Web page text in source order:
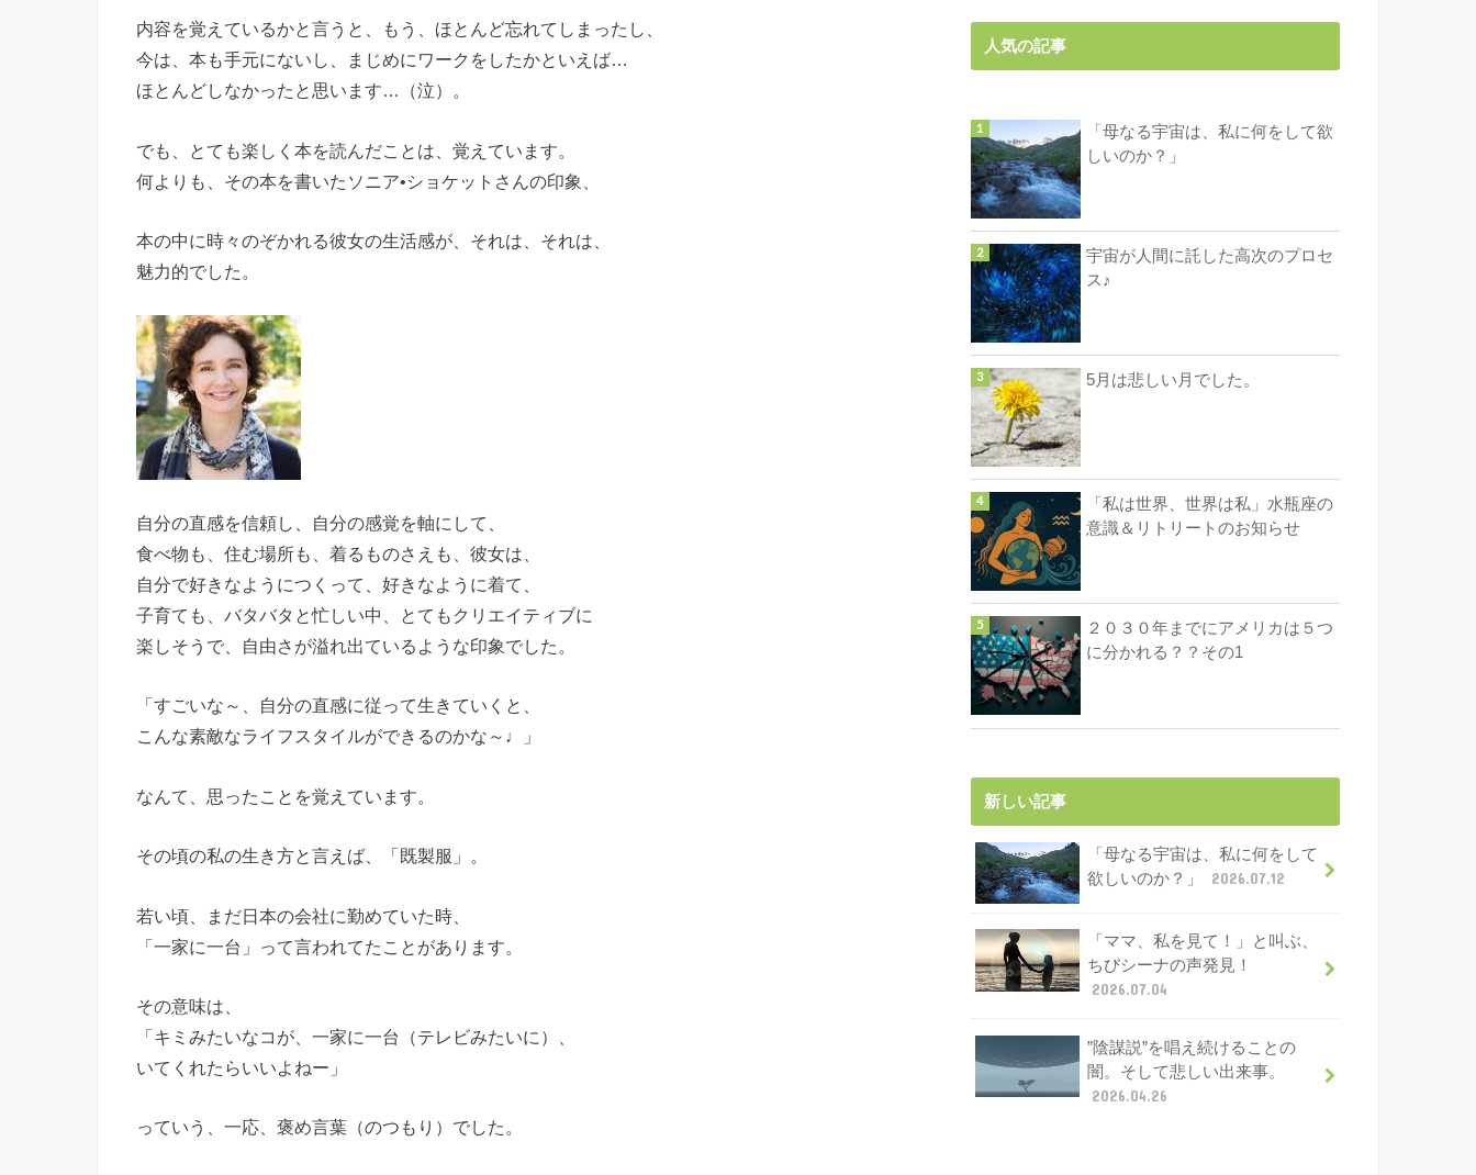
内容を覚えているかと言うと、もう、ほとんど忘れてしまったし、
今は、本も手元にないし、まじめにワークをしたかといえば…
ほとんどしなかったと思います…（泣）。
でも、とても楽しく本を読んだことは、覚えています。
何よりも、その本を書いたソニア•ショケットさんの印象、
本の中に時々のぞかれる彼女の生活感が、それは、それは、
魅力的でした。
自分の直感を信頼し、自分の感覚を軸にして、
食べ物も、住む場所も、着るものさえも、彼女は、
自分で好きなようにつくって、好きなように着て、
子育ても、バタバタと忙しい中、とてもクリエイティブに
楽しそうで、自由さが溢れ出ているような印象でした。
「すごいな～、自分の直感に従って生きていくと、
こんな素敵なライフスタイルができるのかな～♩」
なんて、思ったことを覚えています。
その頃の私の生き方と言えば、「既製服」。
若い頃、まだ日本の会社に勤めていた時、
「一家に一台」って言われてたことがあります。
その意味は、
「キミみたいなコが、一家に一台（テレビみたいに）、
いてくれたらいいよねー」
っていう、一応、褒め言葉（のつもり）でした。
人気の記事
「母なる宇宙は、私に何をして欲
しいのか？」
宇宙が人間に託した高次のプロセ
ス♪
5月は悲しい月でした。
「私は世界、世界は私」水瓶座の
意識＆リトリートのお知らせ
２０３０年までにアメリカは５つ
に分かれる？？その1
新しい記事
「母なる宇宙は、私に何をして
欲しいのか？」
2026.07.12
「ママ、私を見て！」と叫ぶ、
ちびシーナの声発見！
2026.07.04
”陰謀説”を唱え続けることの
闇。そして悲しい出来事。
2026.04.26